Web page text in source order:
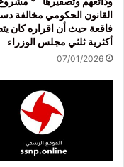
القانون الحكومي مخالفة
فاقعة حيث أن اقراره كان
أكثرية ثلثي مجلس الوزراء
07/01/2026